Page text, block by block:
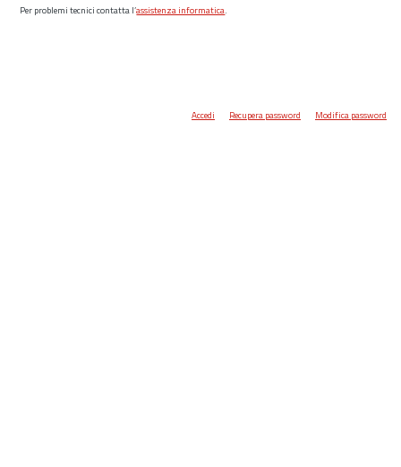
Per problemi tecnici contatta l’assistenza informatica.
Accedi Recupera password Modifica password